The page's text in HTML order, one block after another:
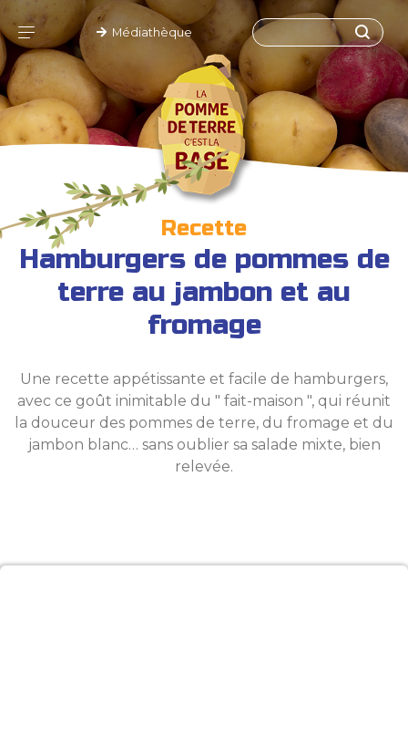
Médiathèque
Recette
Hamburgers de pommes de
terre au jambon et au
fromage
Une recette appétissante et facile de hamburgers,
avec ce goût inimitable du " fait-maison ", qui réunit
la douceur des pommes de terre, du fromage et du
jambon blanc… sans oublier sa salade mixte, bien
relevée.